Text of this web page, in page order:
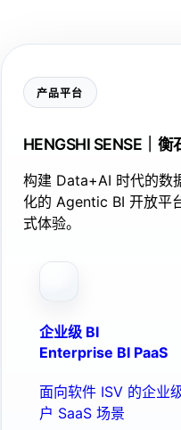
产品平台
HENGSHI SENSE｜
构建 Data+AI 时代的数
化的 Agentic BI 开放平
式体验。
企业级 BI
Enterprise BI PaaS
面向软件 ISV 的企业
户 SaaS 场景